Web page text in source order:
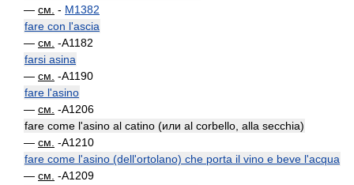
— см. - M1382
fare con l'ascia
— см. -A1182
farsi asina
— см. -A1190
fare l'asino
— см. -A1206
fare come l'asino al catino (или al corbello, alla secchia)
— см. -A1210
fare come l'asino (dell'ortolano) che porta il vino e beve l'acqua
— см. -A1209